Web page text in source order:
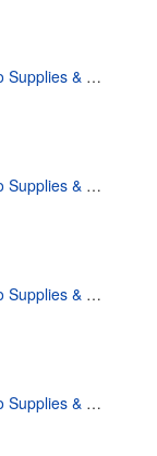
Parts-Repairing
Parts-Repairing
Parts-Repairing
Parts-Repairing